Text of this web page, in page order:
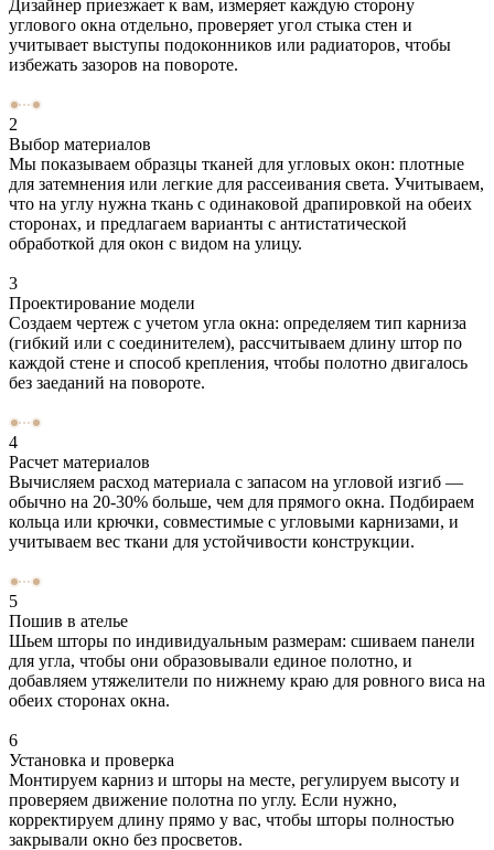
Дизайнер приезжает к вам, измеряет каждую сторону
углового окна отдельно, проверяет угол стыка стен и
учитывает выступы подоконников или радиаторов, чтобы
избежать зазоров на повороте.
2
Выбор материалов
Мы показываем образцы тканей для угловых окон: плотные
для затемнения или легкие для рассеивания света. Учитываем,
что на углу нужна ткань с одинаковой драпировкой на обеих
сторонах, и предлагаем варианты с антистатической
обработкой для окон с видом на улицу.
3
Проектирование модели
Создаем чертеж с учетом угла окна: определяем тип карниза
(гибкий или с соединителем), рассчитываем длину штор по
каждой стене и способ крепления, чтобы полотно двигалось
без заеданий на повороте.
4
Расчет материалов
Вычисляем расход материала с запасом на угловой изгиб —
обычно на 20-30% больше, чем для прямого окна. Подбираем
кольца или крючки, совместимые с угловыми карнизами, и
учитываем вес ткани для устойчивости конструкции.
5
Пошив в ателье
Шьем шторы по индивидуальным размерам: сшиваем панели
для угла, чтобы они образовывали единое полотно, и
добавляем утяжелители по нижнему краю для ровного виса на
обеих сторонах окна.
6
Установка и проверка
Монтируем карниз и шторы на месте, регулируем высоту и
проверяем движение полотна по углу. Если нужно,
корректируем длину прямо у вас, чтобы шторы полностью
закрывали окно без просветов.